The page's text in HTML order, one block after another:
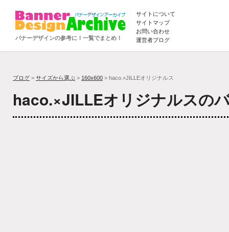
バナーデザインの参考に！一覧でまとめ！
サイトについて
サイトマップ
お問い合わせ
運営者ブログ
ブログ > サイズから選ぶ > 160x600 > haco.×JILLEオリジナルス
haco.×JILLEオリジナルスの